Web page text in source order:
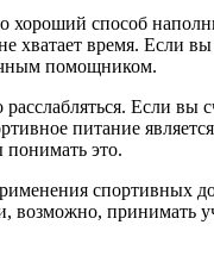
хороший способ
хватает время. Если
помощником.
Если
питание
понимать это.
спортивных
принимать